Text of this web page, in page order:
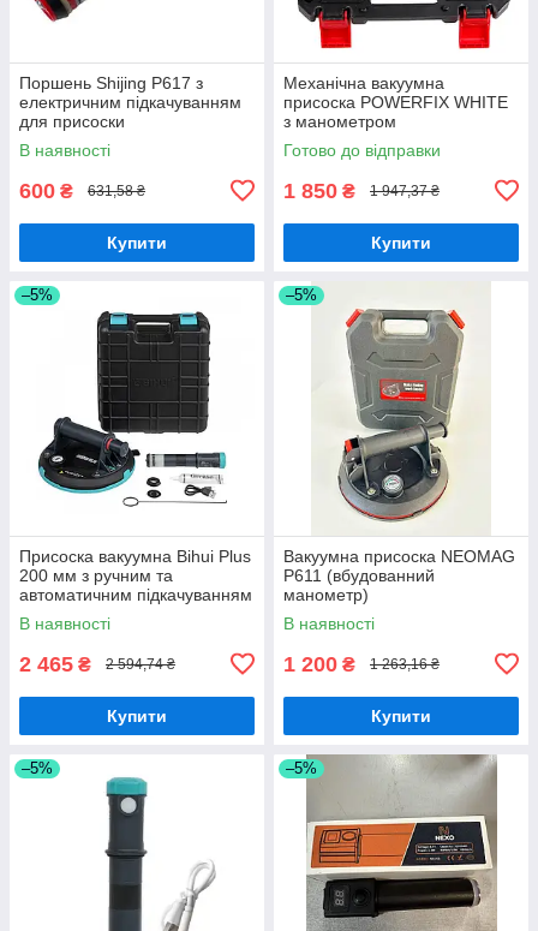
Поршень Shijing P617 з
електричним підкачуванням
для присоски
В наявності
600 ₴ 631,58 ₴
Купити
Механічна вакуумна
присоска POWERFIX WHITE
з манометром
Готово до відправки
1 850 ₴ 1 947,37 ₴
Купити
–5%
Присоска вакуумна Bihui Plus
200 мм з ручним та
автоматичним підкачуванням
В наявності
2 465 ₴ 2 594,74 ₴
Купити
–5%
Вакуумна присоска NEOMAG
P611 (вбудованний
манометр)
В наявності
1 200 ₴ 1 263,16 ₴
Купити
–5% –5%